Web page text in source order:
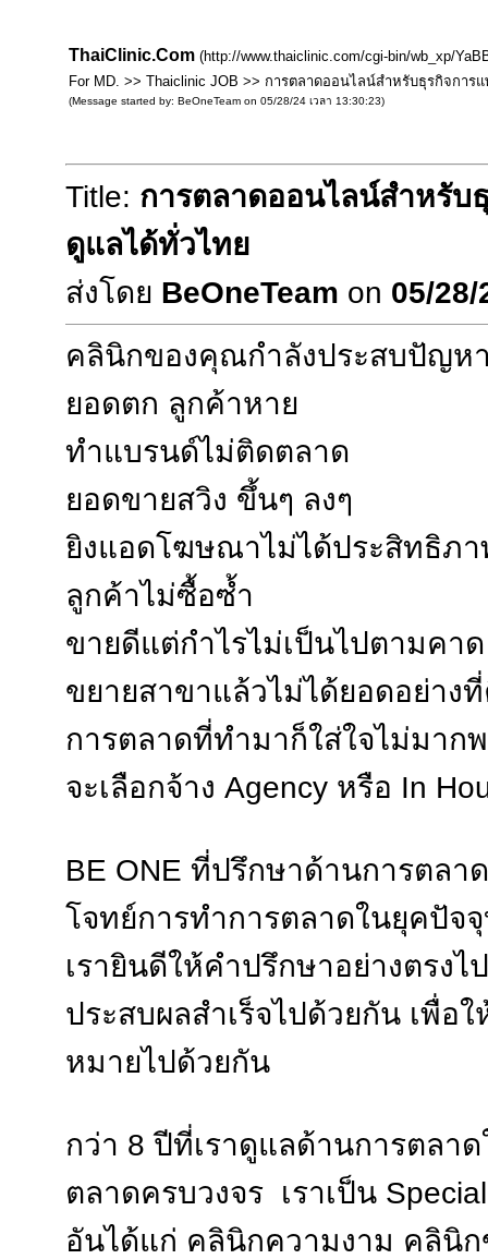
ThaiClinic.Com (http://www.thaiclinic.com/cgi-bin/wb_xp/
For MD. >> Thaiclinic JOB >> การตลาดออนไลน์สำหรับธุรกิจกา
(Message started by: BeOneTeam on 05/28/24 เวลา 13:30:23)
Title: การตลาดออนไลน์สำหรับ
ดูแลได้ทั่วไทย
ส่งโดย BeOneTeam on 05/28/
คลินิกของคุณกำลังประสบปัญห
ยอดตก ลูกค้าหาย
ทำแบรนด์ไม่ติดตลาด
ยอดขายสวิง ขึ้นๆ ลงๆ
ยิงแอดโฆษณาไม่ได้ประสิทธิภา
ลูกค้าไม่ซื้อซ้ำ
ขายดีแต่กำไรไม่เป็นไปตามคาด
ขยายสาขาแล้วไม่ได้ยอดอย่า
การตลาดที่ทำมาก็ใส่ใจไม่มา
จะเลือกจ้าง Agency หรือ In
BE ONE ที่ปรึกษาด้านการตล
โจทย์การทำการตลาดในยุคปั
เรายินดีให้คำปรึกษาอย่างตรง
ประสบผลสำเร็จไปด้วยกัน เพื่อ
หมายไปด้วยกัน
กว่า 8 ปีที่เราดูแลด้านการตลา
ตลาดครบวงจร เราเป็น
อันได้แก่ คลินิกความงาม คลินิก